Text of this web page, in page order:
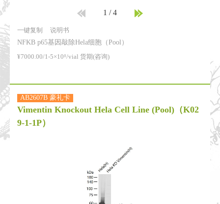
1 /4
一键复制 说明书
NFKB p65基因敲除Hela细胞（Pool）
¥7000.00/1-5×10⁶/vial 货期(咨询)
AB2607B 豪礼卡
Vimentin Knockout Hela Cell Line (Pool) （K02
9-1-1P）